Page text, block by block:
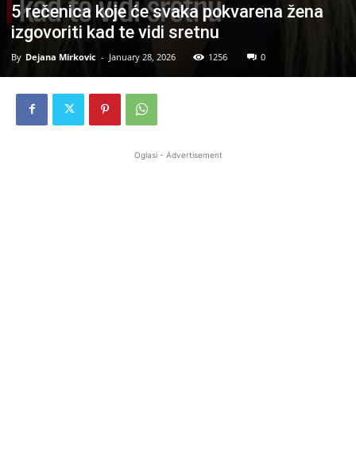
5 rečenica koje će svaka pokvarena žena
izgovoriti kad te vidi sretnu
By Dejana Mirkovic - January 28, 2026 1256 0
Oglasi - Advertisement